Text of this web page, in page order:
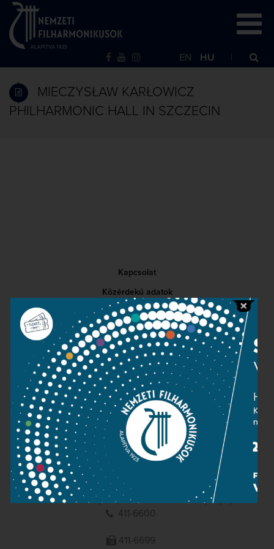
EN HU
MIECZYSŁAW KARŁOWICZ
PHILHARMONIC HALL IN SZCZECIN
Kapcsolat
Közérdekű adatok
Sajtószoba
Adatvédelem
Impresszum
NEMZETI
FILHARMONIKUSOK
1095 Budapest, Komor Marcell u. 1. (Müpa)
411-6600
411-6699